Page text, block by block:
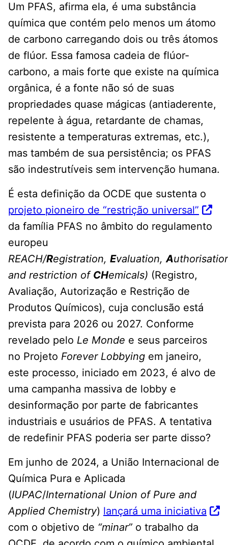
Um PFAS, afirma ela, é uma substância
química que contém pelo menos um átomo
de carbono carregando dois ou três átomos
de flúor. Essa famosa cadeia de flúor-
carbono, a mais forte que existe na química
orgânica, é a fonte não só de suas
propriedades quase mágicas (antiaderente,
repelente à água, retardante de chamas,
resistente a temperaturas extremas, etc.),
mas também de sua persistência; os PFAS
são indestrutíveis sem intervenção humana.
É esta definição da OCDE que sustenta o
projeto pioneiro de “restrição universal”
da família PFAS no âmbito do regulamento
europeu
REACH/Registration, Evaluation,A
and restriction of CHemicals) (Registro,
Avaliação, Autorização e Restrição de
Produtos Químicos), cuja conclusão está
prevista para 2026 ou 2027. Conforme
revelado pelo Le Monde e seus parceiros
no Projeto Forever Lobbying em janeiro,
este processo, iniciado em 2023, é alvo de
uma campanha massiva de lobby e
desinformação por parte de fabricantes
industriais e usuários de PFAS. A tentativa
de redefinir PFAS poderia ser parte disso?
Em junho de 2024, a União Internacional de
Química Pura e Aplicada
(IUPAC/International Union of Pure and
Applied Chemistry) lançará uma iniciativa
com o objetivo de “minar” o trabalho da